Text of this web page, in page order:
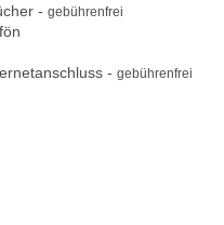
- gebührenfrei
- gebührenfrei